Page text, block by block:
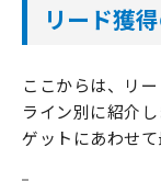
リード獲
ここからは、リ
ライン別に紹介
ゲットにあわせて